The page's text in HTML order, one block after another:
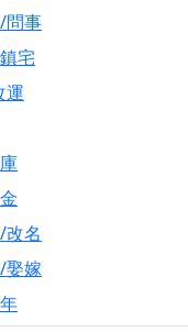
問事
宅
運
改名
娶嫁